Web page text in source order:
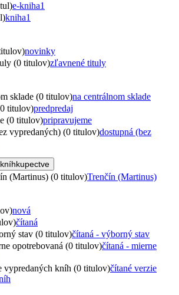
e-kniha1
kniha1
novinky
(0 titulov)zľavnené tituly
sklade (0 titulov)na centrálnom sklade
titulov)predpredaj
(0 titulov)pripravujeme
vypredaných) (0 titulov)dostupná (bez
(Martinus) (0 titulov)Trenčín (Martinus)
nová
čítaná
stav (0 titulov)čítaná - výborný stav
opotrebovaná (0 titulov)čítaná - mierne
vypredaných kníh (0 titulov)čítané verzie